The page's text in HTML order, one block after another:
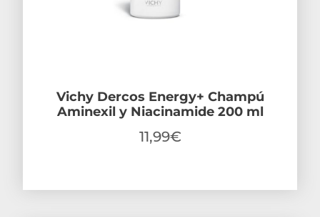
Vichy Dercos Energy+ Champú
Aminexil y Niacinamide 200 ml
11,99€